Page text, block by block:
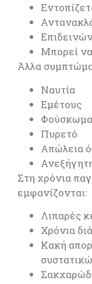
Μπορεί
Άλλα
Ναυτία
Εμέτους
Φούσκωμα
Πυρετό
Απώλεια
Στη χρόνια
εμφανίζονται:
Λιπαρές
Χρόνια
Κακή